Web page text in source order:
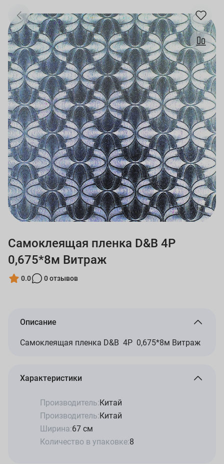
Самоклеящая пленка D&B 4Р
0,675*8м Витраж
0.0 0 отзывов
Описание
Самоклеящая пленка D&B 4Р 0,675*8м Витраж
Характеристики
Производитель:Китай
Производитель:Китай
Ширина:67 см
Количество в упаковке:8